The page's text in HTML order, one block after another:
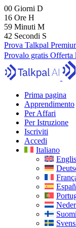
00 Giorni D
16 Ore H
59 Minuti M
40 Secondi S
Prova Talkpal
Provalo gratis Offerta
Prima pagina
Apprendimento
Per Affari
Per Istruzione
Iscriviti
Accedi
Italiano
Suomi